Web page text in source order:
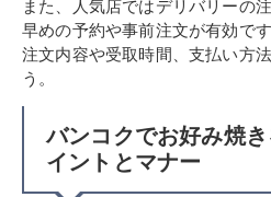
また、人気店ではデリバリーの
早めの予約や事前注文が有効で
注文内容や受取時間、支払い方
う。
バンコクでお好み焼
イントとマナー